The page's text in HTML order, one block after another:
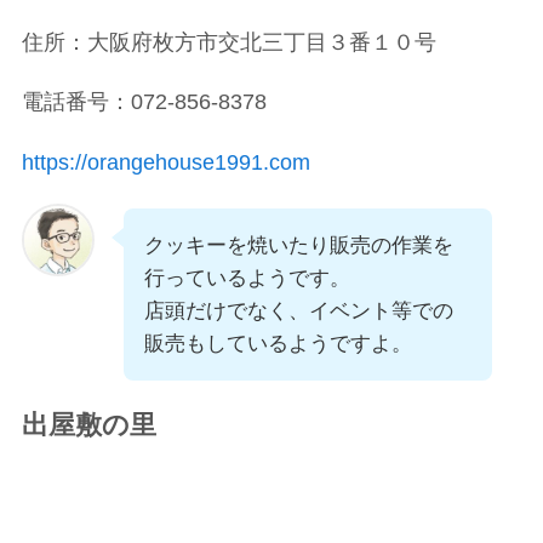
住所：大阪府枚方市交北三丁目３番１０号
電話番号：072-856-8378
https://orangehouse1991.com
クッキーを焼いたり販売の作業を
行っているようです。
店頭だけでなく、イベント等での
販売もしているようですよ。
出屋敷の里